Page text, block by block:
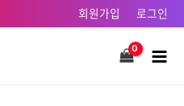
회원가입 로그인